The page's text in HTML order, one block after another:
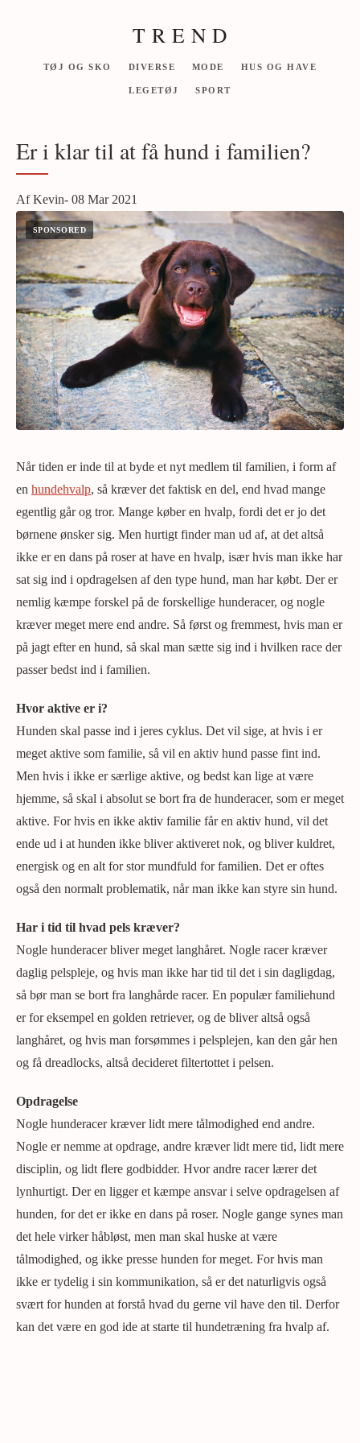
T R E N D
TØJ OG SKO DIVERSE MODE HUS OG HAVE
LEGETØJ SPORT
Er i klar til at få hund i familien?
Af Kevin- 08 Mar 2021
Når tiden er inde til at byde et nyt medlem til familien, i form af
en hundehvalp, så kræver det faktisk en del, end hvad mange
egentlig går og tror. Mange køber en hvalp, fordi det er jo det
børnene ønsker sig. Men hurtigt finder man ud af, at det altså
ikke er en dans på roser at have en hvalp, især hvis man ikke har
sat sig ind i opdragelsen af den type hund, man har købt. Der er
nemlig kæmpe forskel på de forskellige hunderacer, og nogle
kræver meget mere end andre. Så først og fremmest, hvis man er
på jagt efter en hund, så skal man sætte sig ind i hvilken race der
passer bedst ind i familien.
Hvor aktive er i?
Hunden skal passe ind i jeres cyklus. Det vil sige, at hvis i er
meget aktive som familie, så vil en aktiv hund passe fint ind.
Men hvis i ikke er særlige aktive, og bedst kan lige at være
hjemme, så skal i absolut se bort fra de hunderacer, som er meget
aktive. For hvis en ikke aktiv familie får en aktiv hund, vil det
ende ud i at hunden ikke bliver aktiveret nok, og bliver kuldret,
energisk og en alt for stor mundfuld for familien. Det er oftes
også den normalt problematik, når man ikke kan styre sin hund.
Har i tid til hvad pels kræver?
Nogle hunderacer bliver meget langhåret. Nogle racer kræver
daglig pelspleje, og hvis man ikke har tid til det i sin dagligdag,
så bør man se bort fra langhårde racer. En populær familiehund
er for eksempel en golden retriever, og de bliver altså også
langhåret, og hvis man forsømmes i pelsplejen, kan den går hen
og få dreadlocks, altså decideret filtertottet i pelsen.
Opdragelse
Nogle hunderacer kræver lidt mere tålmodighed end andre.
Nogle er nemme at opdrage, andre kræver lidt mere tid, lidt mere
disciplin, og lidt flere godbidder. Hvor andre racer lærer det
lynhurtigt. Der en ligger et kæmpe ansvar i selve opdragelsen af
hunden, for det er ikke en dans på roser. Nogle gange synes man
det hele virker håbløst, men man skal huske at være
tålmodighed, og ikke presse hunden for meget. For hvis man
ikke er tydelig i sin kommunikation, så er det naturligvis også
svært for hunden at forstå hvad du gerne vil have den til. Derfor
kan det være en god ide at starte til hundetræning fra hvalp af.